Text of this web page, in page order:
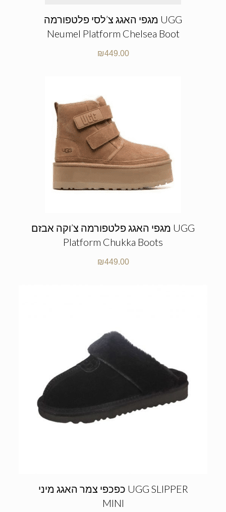
מגפי האגג צ’לסי פלטפורמה UGG
Neumel Platform Chelsea Boot
₪449.00
מגפי האגג פלטפורמה צ’וקה אבזם UGG
Platform Chukka Boots
₪449.00
כפכפי צמר האגג מיני UGG SLIPPER
MINI